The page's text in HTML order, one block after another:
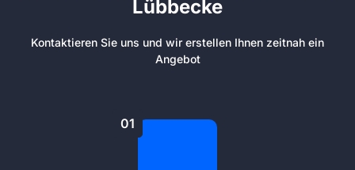
Lübbecke
Kontaktieren Sie uns und wir erstellen Ihnen zeitnah ein
Angebot
01